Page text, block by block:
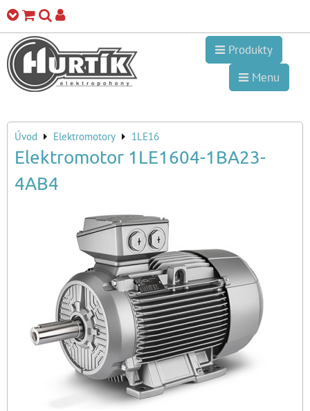
Produkty
Menu
Úvod Elektromotory 1LE16
Elektromotor 1LE1604-1BA23-
4AB4